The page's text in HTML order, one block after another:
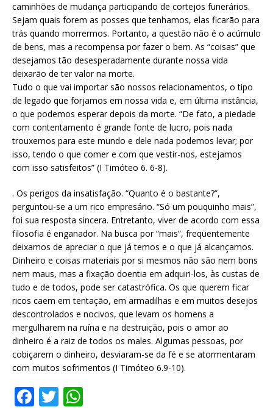
caminhões de mudança participando de cortejos funerários.
Sejam quais forem as posses que tenhamos, elas ficarão para
trás quando morrermos. Portanto, a questão não é o acúmulo
de bens, mas a recompensa por fazer o bem. As “coisas” que
desejamos tão desesperadamente durante nossa vida
deixarão de ter valor na morte.
Tudo o que vai importar são nossos relacionamentos, o tipo
de legado que forjamos em nossa vida e, em última instância,
o que podemos esperar depois da morte. “De fato, a piedade
com contentamento é grande fonte de lucro, pois nada
trouxemos para este mundo e dele nada podemos levar; por
isso, tendo o que comer e com que vestir-nos, estejamos
com isso satisfeitos” (I Timóteo 6. 6-8).
. Os perigos da insatisfação. “Quanto é o bastante?”,
perguntou-se a um rico empresário. “Só um pouquinho mais”,
foi sua resposta sincera. Entretanto, viver de acordo com essa
filosofia é enganador. Na busca por “mais”, freqüentemente
deixamos de apreciar o que já temos e o que já alcançamos.
Dinheiro e coisas materiais por si mesmos não são nem bons
nem maus, mas a fixação doentia em adquiri-los, às custas de
tudo e de todos, pode ser catastrófica. Os que querem ficar
ricos caem em tentação, em armadilhas e em muitos desejos
descontrolados e nocivos, que levam os homens a
mergulharem na ruína e na destruição, pois o amor ao
dinheiro é a raiz de todos os males. Algumas pessoas, por
cobiçarem o dinheiro, desviaram-se da fé e se atormentaram
com muitos sofrimentos (I Timóteo 6.9-10).
F T